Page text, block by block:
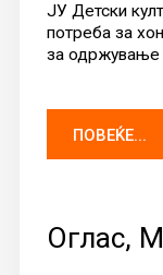
ЈУ Детски
потреба за
за одржување
ПОВЕЌЕ...
Оглас,